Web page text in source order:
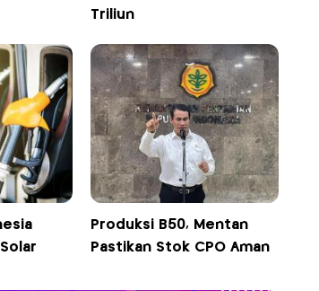
Triliun
Produksi B50, Mentan
Pastikan Stok CPO Aman